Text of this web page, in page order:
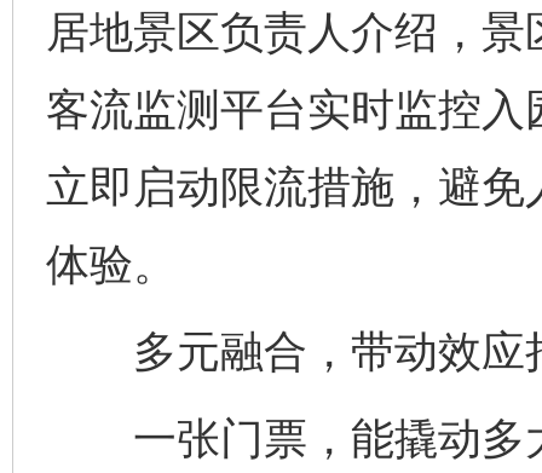
居地景区负责人介绍，
客流监测平台实时监控
立即启动限流措施，避
体验。
多元融合，带动效应
一张门票，能撬动多